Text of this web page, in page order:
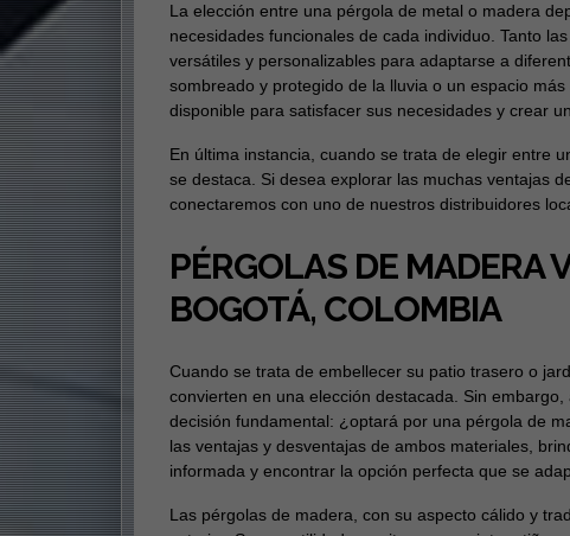
La elección entre una pérgola de metal o madera
necesidades funcionales de cada individuo. Tanto
versátiles y personalizables para adaptarse a
sombreado y protegido de la lluvia o un espacio
disponible para satisfacer sus necesidades y crear
En última instancia, cuando se trata de elegir entre
se destaca. Si desea explorar las muchas ventajas
conectaremos con uno de nuestros distribuidores
PÉRGOLAS DE MADERA
BOGOTÁ, COLOMBIA
Cuando se trata de embellecer su patio trasero o
convierten en una elección destacada. Sin
decisión fundamental: ¿optará por una pérgola de
las ventajas y desventajas de ambos materiales,
informada y encontrar la opción perfecta que se
Las pérgolas de madera, con su aspecto cálido y